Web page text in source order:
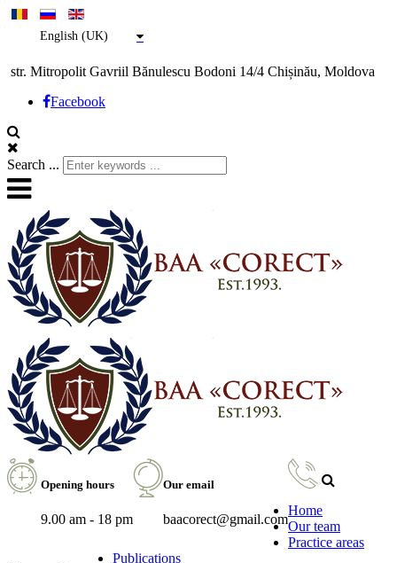
English (UK)
str. Mitropolit Gavriil Bănulescu Bodoni 14/4 Chișinău, Moldova
Facebook
Search ...
Opening hours
9.00 am - 18 pm
Our email
baacorect@gmail.com
Home
Our team
Practice areas
Publications